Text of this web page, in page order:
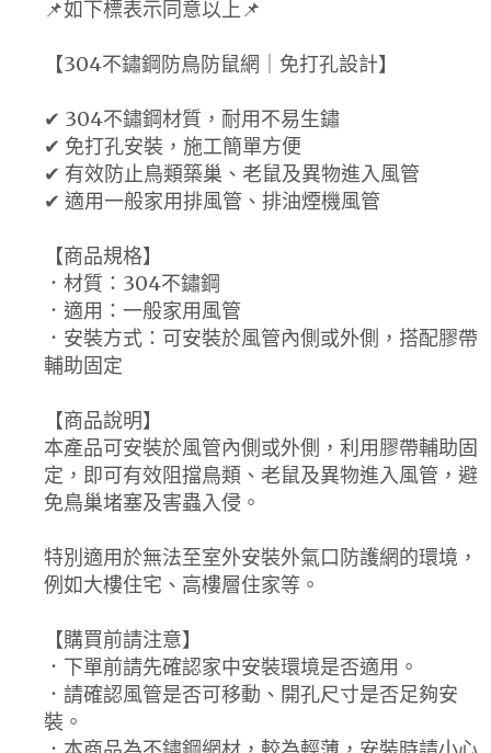
📌如下標表示同意以上📌
【304不鏽鋼防鳥防鼠網｜免打孔設計】
✔ 304不鏽鋼材質，耐用不易生鏽
✔ 免打孔安裝，施工簡單方便
✔ 有效防止鳥類築巢、老鼠及異物進入風管
✔ 適用一般家用排風管、排油煙機風管
【商品規格】
．材質：304不鏽鋼
．適用：一般家用風管
．安裝方式：可安裝於風管內側或外側，搭配膠帶
輔助固定
【商品說明】
本產品可安裝於風管內側或外側，利用膠帶輔助固
定，即可有效阻擋鳥類、老鼠及異物進入風管，避
免鳥巢堵塞及害蟲入侵。
特別適用於無法至室外安裝外氣口防護網的環境，
例如大樓住宅、高樓層住家等。
【購買前請注意】
．下單前請先確認家中安裝環境是否適用。
．請確認風管是否可移動、開孔尺寸是否足夠安
裝。